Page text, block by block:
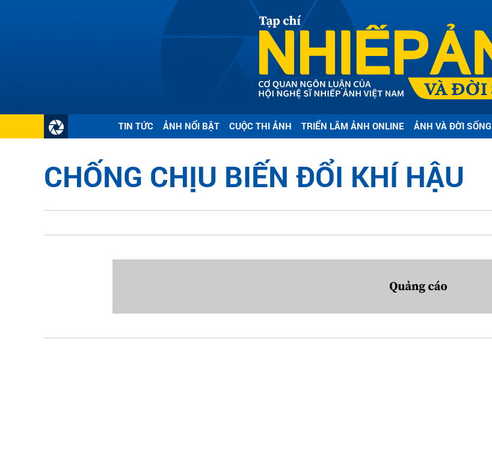
TIN TỨC ẢNH NỔI BẬT CUỘC THI ẢNH TRIỂN LÃM ẢNH ONLINE ẢNH VÀ ĐỜI SỐNG
CHỐNG CHỊU BIẾN ĐỔI KHÍ HẬU